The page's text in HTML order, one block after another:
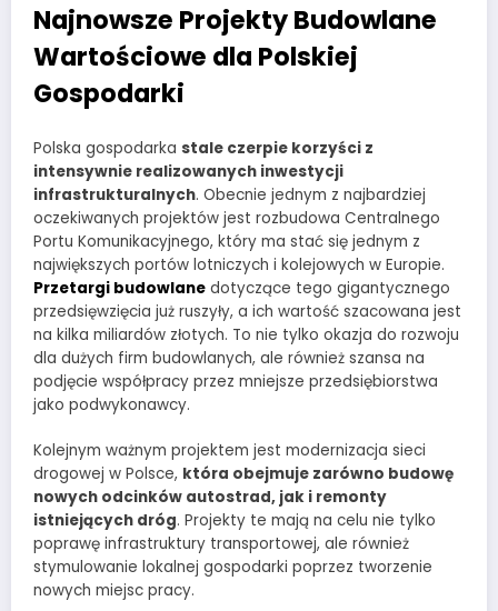
Najnowsze Projekty Budowlane
Wartościowe dla Polskiej
Gospodarki
Polska gospodarka stale czerpie korzyści z
intensywnie realizowanych inwestycji
infrastrukturalnych. Obecnie jednym z najbardziej
oczekiwanych projektów jest rozbudowa Centralnego
Portu Komunikacyjnego, który ma stać się jednym z
największych portów lotniczych i kolejowych w Europie.
Przetargi budowlane dotyczące tego gigantycznego
przedsięwzięcia już ruszyły, a ich wartość szacowana jest
na kilka miliardów złotych. To nie tylko okazja do rozwoju
dla dużych firm budowlanych, ale również szansa na
podjęcie współpracy przez mniejsze przedsiębiorstwa
jako podwykonawcy.
Kolejnym ważnym projektem jest modernizacja sieci
drogowej w Polsce, która obejmuje zarówno budowę
nowych odcinków autostrad, jak i remonty
istniejących dróg. Projekty te mają na celu nie tylko
poprawę infrastruktury transportowej, ale również
stymulowanie lokalnej gospodarki poprzez tworzenie
nowych miejsc pracy.